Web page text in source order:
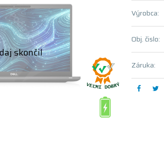
Výrobca:
Obj. čislo:
Záruka: